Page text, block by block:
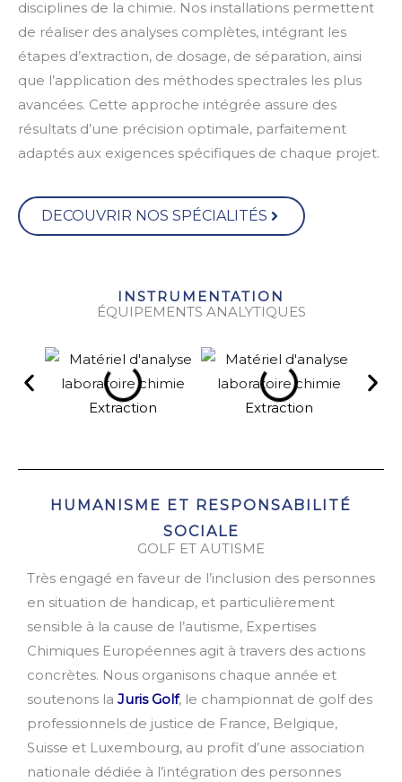
disciplines de la chimie. Nos installations permettent
de réaliser des analyses complètes, intégrant les
étapes d’extraction, de dosage, de séparation, ainsi
que l’application des méthodes spectrales les plus
avancées. Cette approche intégrée assure des
résultats d’une précision optimale, parfaitement
adaptés aux exigences spécifiques de chaque projet.
DECOUVRIR NOS SPÉCIALITÉS
INSTRUMENTATION
ÉQUIPEMENTS ANALYTIQUES
Extraction Extraction
HUMANISME ET RESPONSABILIT É
SOCIALE
GOLF ET AUTISME
Très engagé en faveur de l’inclusion des personnes
en situation de handicap, et particulièrement
sensible à la cause de l’autisme, Expertises
Chimiques Européennes agit à travers des actions
concrètes. Nous organisons chaque année et
soutenons la Juris Golf, le championnat de golf des
professionnels de justice de France, Belgique,
Suisse et Luxembourg, au profit d’une association
nationale dédiée à l’intégration des personnes